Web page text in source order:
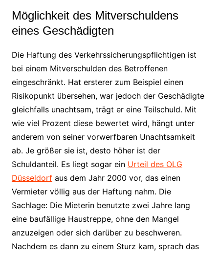
Möglichkeit des Mitverschuldens
eines Geschädigten
Die Haftung des Verkehrssicherungspflichtigen ist
bei einem Mitverschulden des Betroffenen
eingeschränkt. Hat ersterer zum Beispiel einen
Risikopunkt übersehen, war jedoch der Geschädigte
gleichfalls unachtsam, trägt er eine Teilschuld. Mit
wie viel Prozent diese bewertet wird, hängt unter
anderem von seiner vorwerfbaren Unachtsamkeit
ab. Je größer sie ist, desto höher ist der
Schuldanteil. Es liegt sogar ein Urteil des OLG
Düsseldorfaus dem Jahr 2000 vor, das einen
Vermieter völlig aus der Haftung nahm. Die
Sachlage: Die Mieterin benutzte zwei Jahre lang
eine baufällige Haustreppe, ohne den Mangel
anzuzeigen oder sich darüber zu beschweren.
Nachdem es dann zu einem Sturz kam, sprach das